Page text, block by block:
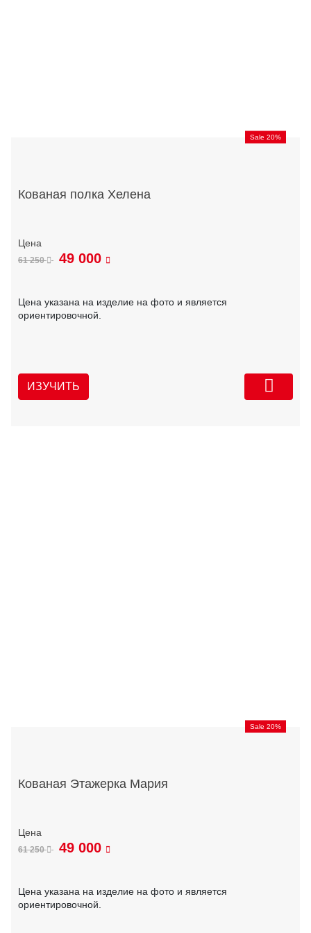
Sale 20%
Кованая полка Хелена
61 250 49 000
Цена указана на изделие на фото и является
ориентировочной.
ИЗУЧИТЬ
Sale 20%
Кованая Этажерка Мария
61 250 49 000
Цена указана на изделие на фото и является
ориентировочной.